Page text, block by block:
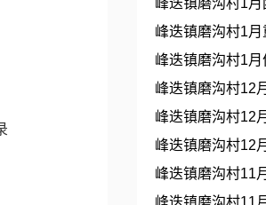
峰迭镇磨沟村1
峰迭镇磨沟村1
峰迭镇磨沟村1
峰迭镇磨沟村12
峰迭镇磨沟村12
峰迭镇磨沟村12
峰迭镇磨沟村11
峰迭镇磨沟村11